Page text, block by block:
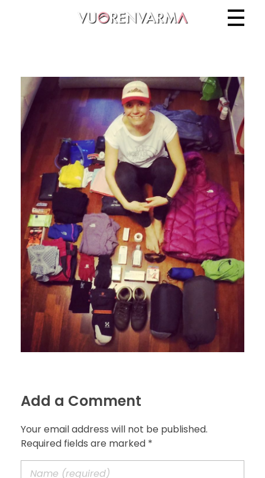
Add a Comment
Your email address will not be published.
Required fields are marked *